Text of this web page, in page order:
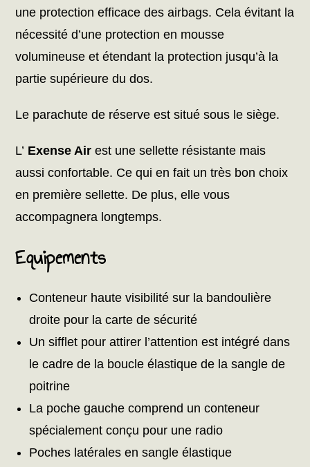
une protection efficace des airbags. Cela évitant la
nécessité d’une protection en mousse
volumineuse et étendant la protection jusqu’à la
partie supérieure du dos.
Le parachute de réserve est situé sous le siège.
L’ Exense Air est une sellette résistante mais
aussi confortable. Ce qui en fait un très bon choix
en première sellette. De plus, elle vous
accompagnera longtemps.
Equipements
Conteneur haute visibilité sur la bandoulière
droite pour la carte de sécurité
Un sifflet pour attirer l’attention est intégré dans
le cadre de la boucle élastique de la sangle de
poitrine
La poche gauche comprend un conteneur
spécialement conçu pour une radio
Poches latérales en sangle élastique